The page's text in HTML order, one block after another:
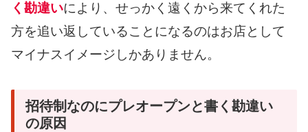
く勘違いにより、せっかく遠くから来てくれた
方を追い返していることになるのはお店として
マイナスイメージしかありません。
招待制なのにプレオープンと書く勘違い
の原因